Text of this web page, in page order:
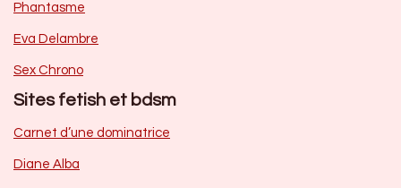
Phantasme
Eva Delambre
Sex Chrono
Sites fetish et bdsm
Carnet d’une dominatrice
Diane Alba